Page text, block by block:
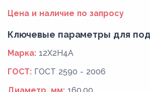
Цена и наличие по запросу
Ключевые параметры для
Марка: 12Х2Н4А
ГОСТ: ГОСТ 2590 - 2006
Диаметр, мм: 160,00